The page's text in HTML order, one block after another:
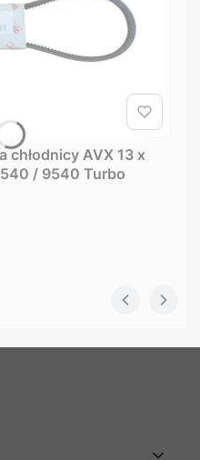
chłodnicy AVX 13 x
/ 9540 Turbo